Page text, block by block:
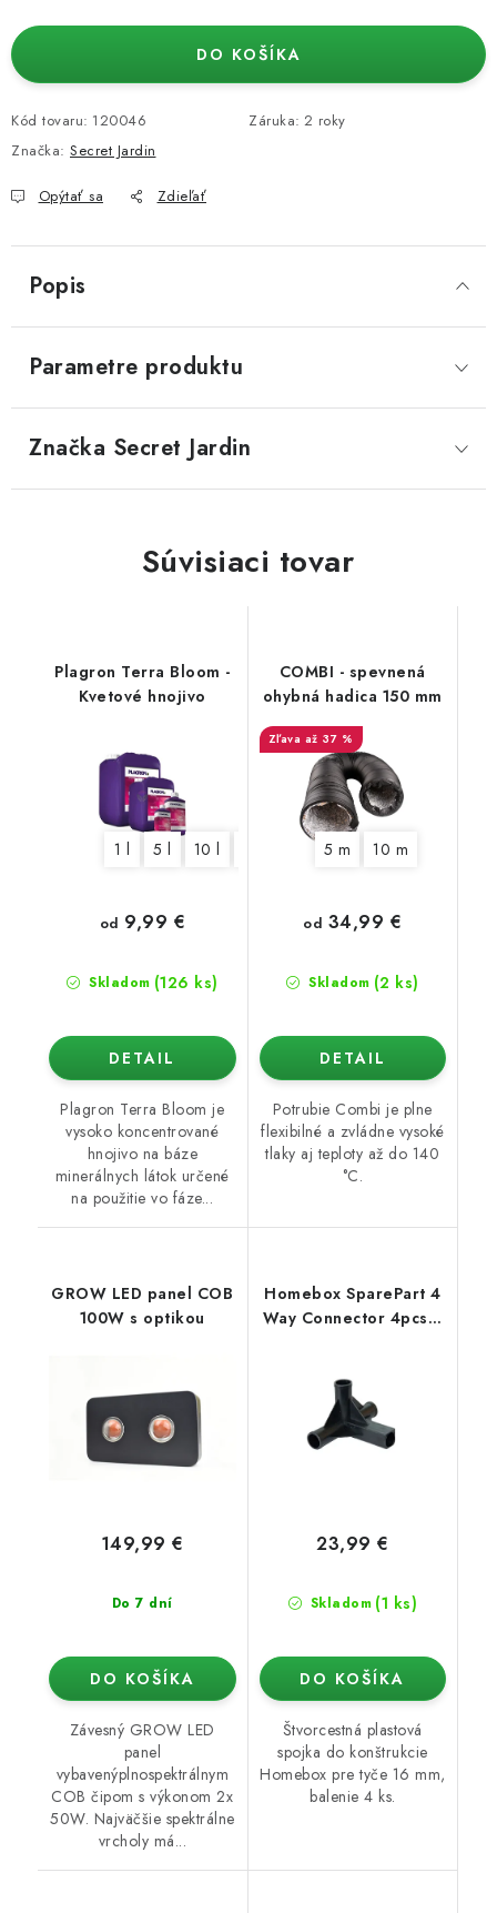
DO KOŠÍKA
Kód tovaru: 120046 Záruka: 2 roky
Značka: Secret Jardin
Opýtať sa Zdieľať
Popis
Parametre produktu
Značka Secret Jardin
Súvisiaci tovar
Plagron Terra Bloom -
Kvetové hnojivo
1 l 5 l 10 l
Skladom (126 ks)
od 9,99 €
DETAIL
Plagron Terra Bloom je
vysoko koncentrované
hnojivo na báze
minerálnych látok určené
na použitie vo fáze...
COMBI - spevnená
ohybná hadica 150 mm
až 37 %
5 m 10 m
Skladom (2 ks)
od 34,99 €
DETAIL
Potrubie Combi je plne
flexibilné a zvládne vysoké
tlaky aj teploty až do 140
°C.
GROW LED panel COB
100W s optikou
Do 7 dní
149,99 €
DO KOŠÍKA
Závesný GROW LED
panel
vybavenýplnospektrálnym
COB čipom s výkonom 2x
50W. Najväčšie spektrálne
vrcholy má...
Homebox SparePart 4
Way Connector 4pcs /
Skladom (1 ks)
23,99 €
DO KOŠÍKA
Štvorcestná plastová
spojka do konštrukcie
Homebox pre tyče 16 mm,
balenie 4 ks.